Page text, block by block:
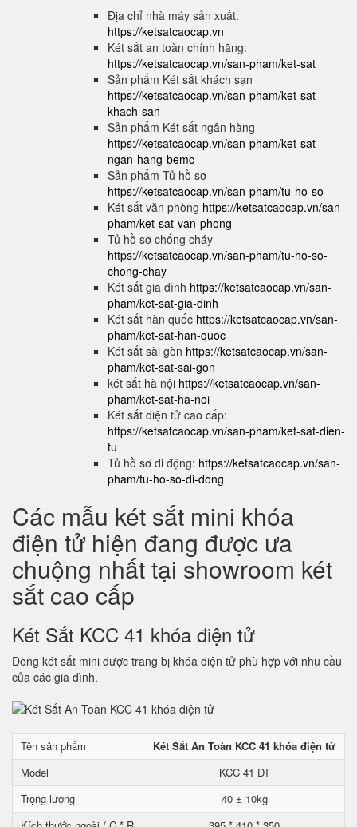
Địa chỉ nhà máy sản xuất:
https://ketsatcaocap.vn
Két sắt an toàn chính hãng:
https://ketsatcaocap.vn/san-pham/ket-sat
Sản phẩm Két sắt khách sạn
https://ketsatcaocap.vn/san-pham/ket-sat-
khach-san
Sản phẩm Két sắt ngân hàng
https://ketsatcaocap.vn/san-pham/ket-sat-
ngan-hang-bemc
Sản phẩm Tủ hồ sơ
https://ketsatcaocap.vn/san-pham/tu-ho-so
Két sắt văn phòng https://ketsatcaocap.vn/san-
pham/ket-sat-van-phong
Tủ hồ sơ chống cháy
https://ketsatcaocap.vn/san-pham/tu-ho-so-
chong-chay
Két sắt gia đình https://ketsatcaocap.vn/san-
pham/ket-sat-gia-dinh
Két sắt hàn quốc https://ketsatcaocap.vn/san-
pham/ket-sat-han-quoc
Két sắt sài gòn https://ketsatcaocap.vn/san-
pham/ket-sat-sai-gon
két sắt hà nội https://ketsatcaocap.vn/san-
pham/ket-sat-ha-noi
Két sắt điện tử cao cấp:
https://ketsatcaocap.vn/san-pham/ket-sat-dien-
tu
Tủ hồ sơ di động: https://ketsatcaocap.vn/san-
pham/tu-ho-so-di-dong
Các mẫu két sắt mini khóa
điện tử hiện đang được ưa
chuộng nhất tại showroom két
sắt cao cấp
Két Sắt KCC 41 khóa điện tử
Dòng két sắt mini được trang bị khóa điện tử phù hợp với nhu cầu
của các gia đình.
Tên sản phẩm
Két Sắt An Toàn KCC 41 khóa điện tử
Model
KCC 41 DT
Trọng lượng
40 ± 10kg